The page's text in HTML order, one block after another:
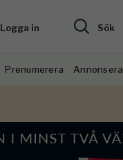
Logga in Sök
Prenumerera Annonsera